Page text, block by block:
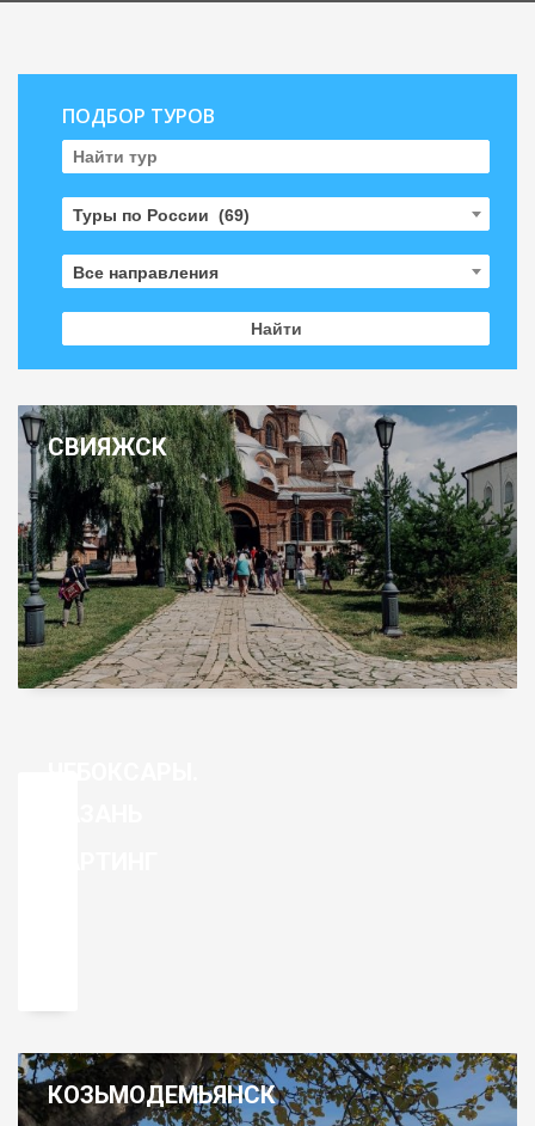
ПОДБОР ТУРОВ
Туры по России (69)
Все направления
СВИЯЖСК
КОЗЬМОДЕМЬЯНСК